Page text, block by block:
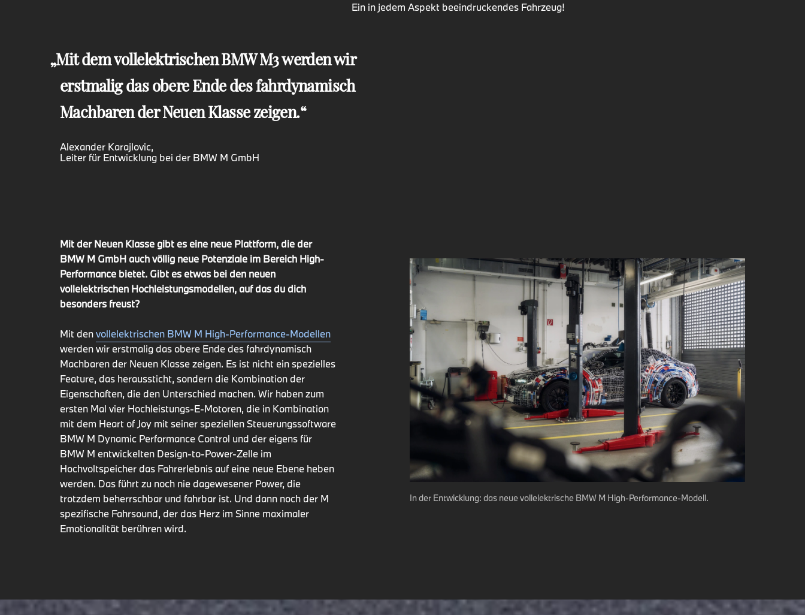
Ein in jedem Aspekt beeindruckendes Fahrzeug!
Mit dem vollelektrischen BMW M3 werden wir
erstmalig das obere Ende des fahrdynamisch
Machbaren der Neuen Klasse zeigen.
Alexander Karajlovic,
Leiter für Entwicklung bei der BMW M GmbH
In der Entwicklung: das neue vollelektrische BMW M High-Performance-Modell.
Mit der Neuen Klasse gibt es eine neue Plattform, die der
BMW M GmbH auch völlig neue Potenziale im Bereich High-
Performance bietet. Gibt es etwas bei den neuen
vollelektrischen Hochleistungsmodellen, auf das du dich
besonders freust?
Mit denvollelektrischen BMW M High-Performance-Modellen
werden wir erstmalig das obere Ende des fahrdynamisch
Machbaren der Neuen Klasse zeigen. Es ist nicht ein spezielles
Feature, das heraussticht, sondern die Kombination der
Eigenschaften, die den Unterschied machen. Wir haben zum
ersten Mal vier Hochleistungs-E-Motoren, die in Kombination
mit dem Heart of Joy mit seiner speziellen Steuerungssoftware
BMW M Dynamic Performance Control und der eigens für
BMW M entwickelten Design-to-Power-Zelle im
Hochvoltspeicher das Fahrerlebnis auf eine neue Ebene heben
werden. Das führt zu noch nie dagewesener Power, die
trotzdem beherrschbar und fahrbar ist. Und dann noch der M
spezifische Fahrsound, der das Herz im Sinne maximaler
Emotionalität berühren wird.